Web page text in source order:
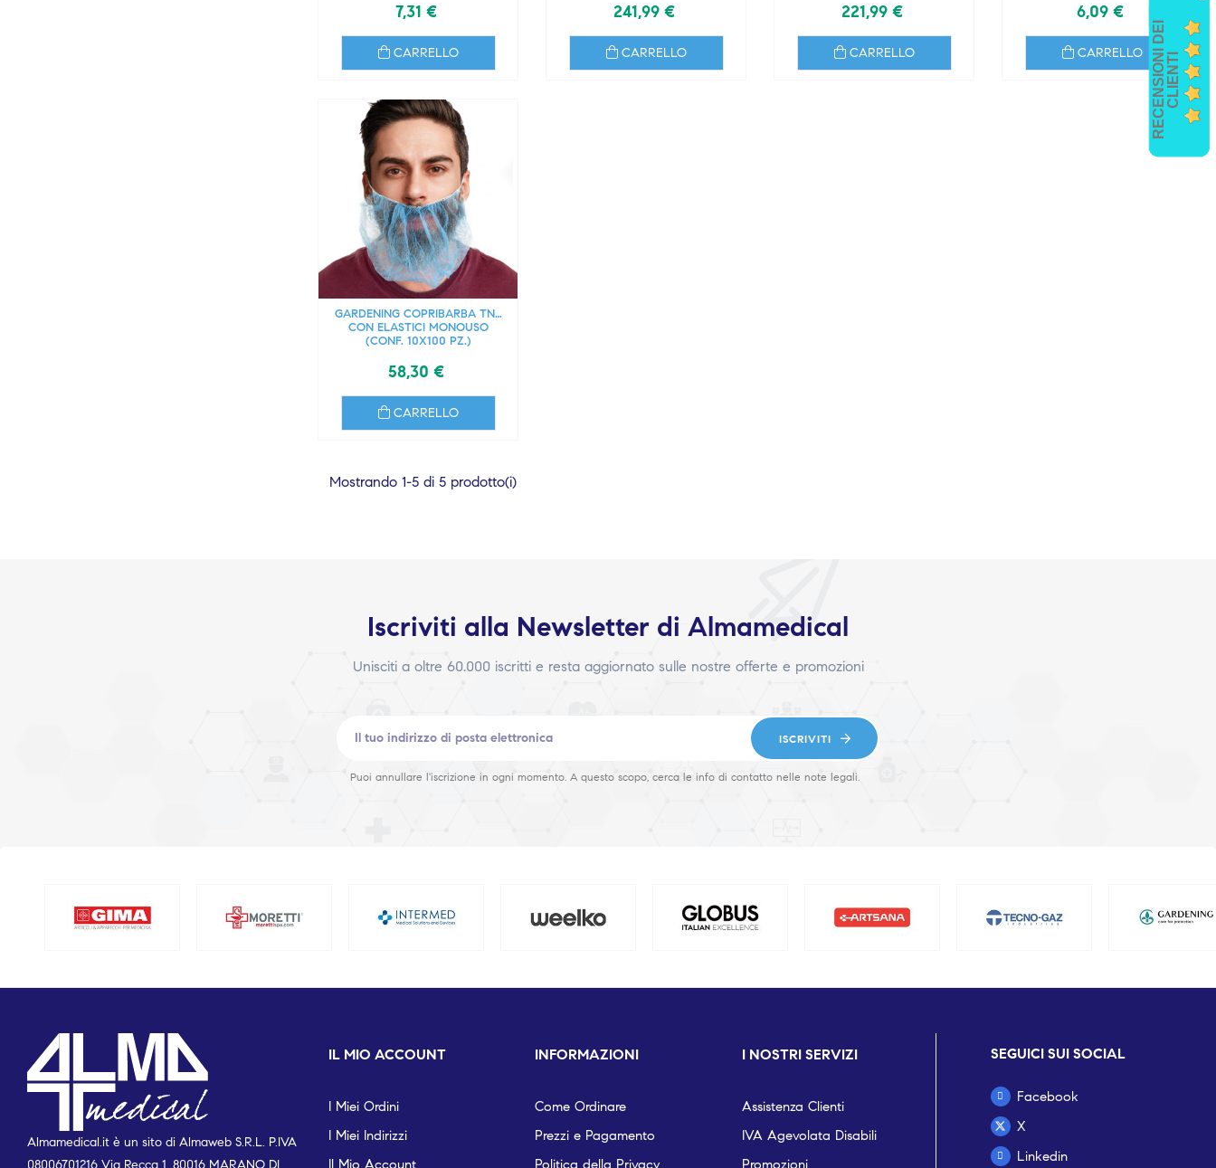
7,31 €
CARRELLO
241,99 €
CARRELLO
221,99 €
CARRELLO
6,09 €
CARRELLO
GARDENING COPRIBARBA TNT
CON ELASTICI MONOUSO
(CONF. 10X100 PZ.)
58,30 €
CARRELLO
Mostrando 1-5 di 5 prodotto(i)
Iscriviti alla Newsletter di Almamedical
Unisciti a oltre 60.000 iscritti e resta aggiornato sulle nostre offerte e promozioni
ISCRIVITI
Puoi annullare l'iscrizione in ogni momento. A questo scopo, cerca le info di contatto nelle note legali.
Almamedical.it è un sito di Almaweb S.R.L. P.IVA
IL MIO ACCOUNT
I Miei Ordini
I Miei Indirizzi
Il Mio Account
INFORMAZIONI
Come Ordinare
Prezzi e Pagamento
Politica della Privacy
I NOSTRI SERVIZI
Assistenza Clienti
IVA Agevolata Disabili
Promozioni
SEGUICI SUI SOCIAL
Facebook
X
Linkedin
R
E
C
E
N
S
I
ON
I
D
E
I
C
L
I
E
N
TI